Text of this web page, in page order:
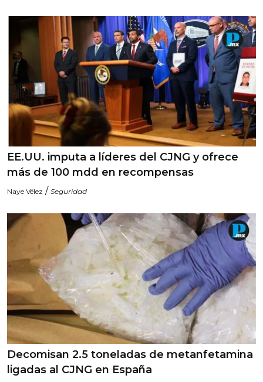
EE.UU. imputa a líderes del CJNG y ofrece
más de 100 mdd en recompensas
Naye Vélez / Seguridad
Decomisan 2.5 toneladas de metanfetamina
ligadas al CJNG en España